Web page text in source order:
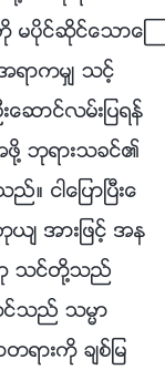
ပိုင္ဆိုင္ေသာေၾ
ာကမွ် သင့္
ဆာင္လမ္းျပရန္
႔ ဘုရားသခင္၏
ငါေျပာၿပီးေ
အားျဖင့္ အန
သင္တို႔သည္
င္သည္ သမၼာ
ရားကို ခ်စ္ျမ